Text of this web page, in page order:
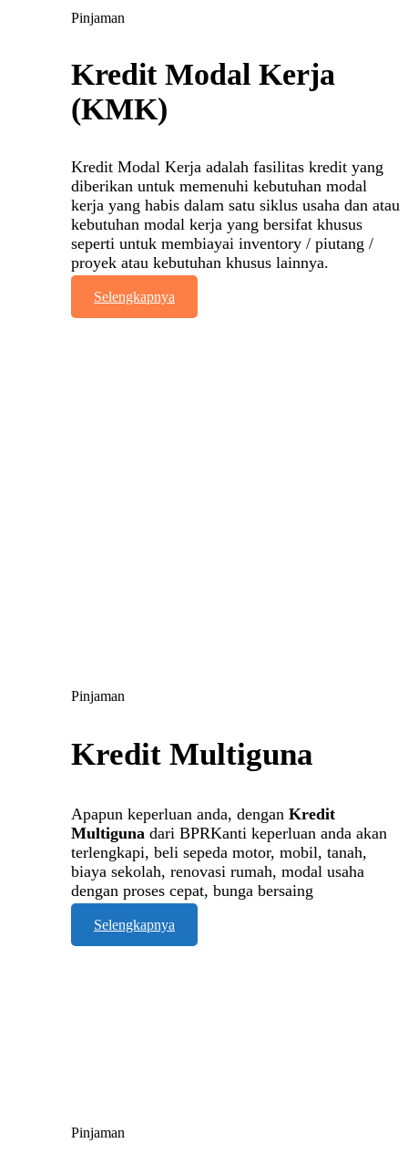
Pinjaman
Kredit Modal Kerja
(KMK)
Kredit Modal Kerja adalah fasilitas kredit yang
diberikan untuk memenuhi kebutuhan modal
kerja yang habis dalam satu siklus usaha dan atau
kebutuhan modal kerja yang bersifat khusus
seperti untuk membiayai inventory / piutang /
proyek atau kebutuhan khusus lainnya.
Selengkapnya
Pinjaman
Kredit Multiguna
Apapun keperluan anda, dengan Kredit
Multiguna dari BPRKanti keperluan anda akan
terlengkapi, beli sepeda motor, mobil, tanah,
biaya sekolah, renovasi rumah, modal usaha
dengan proses cepat, bunga bersaing
Selengkapnya
Pinjaman